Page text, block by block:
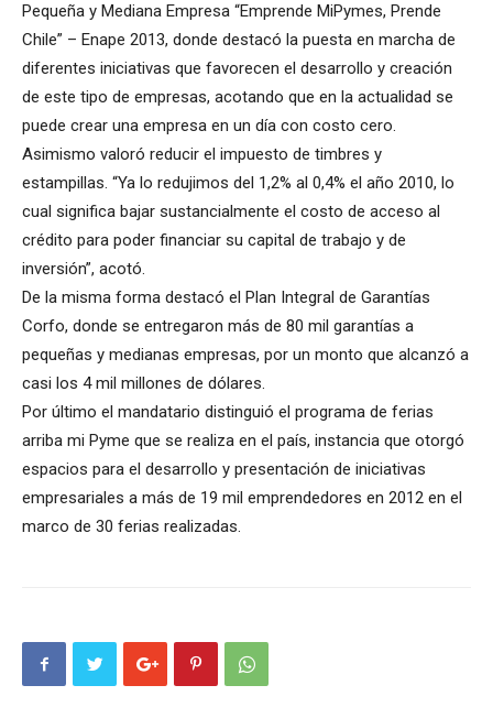
Pequeña y Mediana Empresa “Emprende MiPymes, Prende
Chile” – Enape 2013, donde destacó la puesta en marcha de
diferentes iniciativas que favorecen el desarrollo y creación
de este tipo de empresas, acotando que en la actualidad se
puede crear una empresa en un día con costo cero.
Asimismo valoró reducir el impuesto de timbres y
estampillas. “Ya lo redujimos del 1,2% al 0,4% el año 2010, lo
cual significa bajar sustancialmente el costo de acceso al
crédito para poder financiar su capital de trabajo y de
inversión”, acotó.
De la misma forma destacó el Plan Integral de Garantías
Corfo, donde se entregaron más de 80 mil garantías a
pequeñas y medianas empresas, por un monto que alcanzó a
casi los 4 mil millones de dólares.
Por último el mandatario distinguió el programa de ferias
arriba mi Pyme que se realiza en el país, instancia que otorgó
espacios para el desarrollo y presentación de iniciativas
empresariales a más de 19 mil emprendedores en 2012 en el
marco de 30 ferias realizadas.